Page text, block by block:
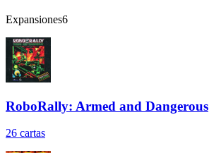
Expansiones6
RoboRally: Armed and Dangerous
26 cartas